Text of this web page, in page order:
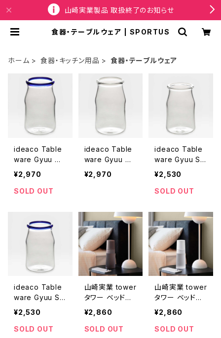
山崎実業製品 取扱終了のお知らせ
食器・テーブルウェア | SPORTUS
ホーム 食器・キッチン用品 食器・テーブルウェア
ideaco Table
ware Gyuu M
イデアコ ギュウ
牛乳瓶 グラス
ブルー
¥2,970
SOLD OUT
ideaco Table
ware Gyuu M
イデアコ ギュウ
牛乳瓶 グラス
¥2,970
ideaco Table
ware Gyuu S
イデアコ ギュウ
牛乳瓶 グラス
クリア
¥2,530
SOLD OUT
ideaco Table
ware Gyuu S
イデアコ ギュウ
牛乳瓶 グラス
ブルー
¥2,530
SOLD OUT
山崎実業 tower
タワー ベッドサ
イドカラフェ ナ
イトカラフェセッ
ト 10758 ブラッ
¥2,860
SOLD OUT
山崎実業 tower
タワー ベッドサ
イドカラフェ ナ
イトカラフェセッ
ト 10757 ホワイ
¥2,860
SOLD OUT